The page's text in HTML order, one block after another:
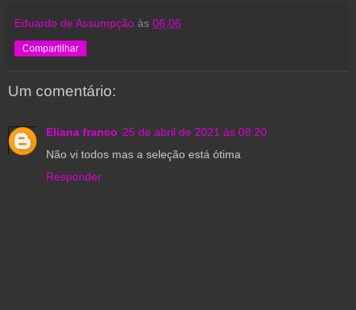
Eduardo de Assumpção às 06:06
Compartilhar
Um comentário:
Eliana franco 25 de abril de 2021 às 08:20
Não vi todos mas a seleção está ótima
Responder